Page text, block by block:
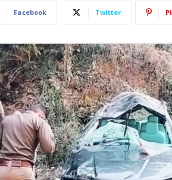
Facebook Twitter